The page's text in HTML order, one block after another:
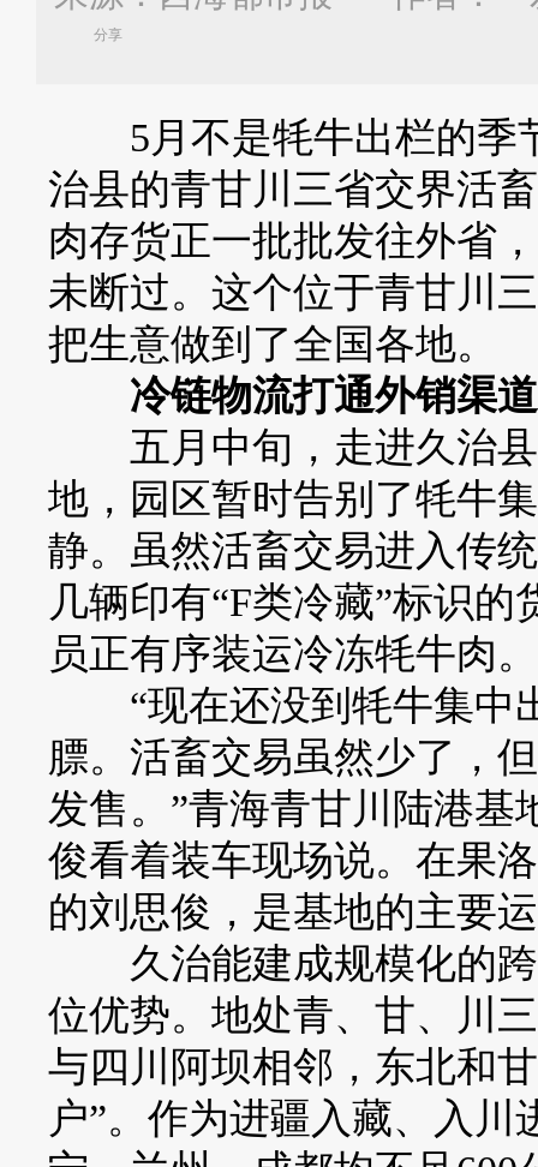
分享
5月不是牦牛出栏的季
治县的青甘川三省交界活
肉存货正一批批发往外省
未断过。这个位于青甘川
把生意做到了全国各地。
冷链物流打通外销渠道
五月中旬，走进久治县
地，园区暂时告别了牦牛
静。虽然活畜交易进入传
几辆印有“F类冷藏”标识
员正有序装运冷冻牦牛肉。
“现在还没到牦牛集中
膘。活畜交易虽然少了，
发售。”青海青甘川陆港基
俊看着装车现场说。在果
的刘思俊，是基地的主要
久治能建成规模化的跨
位优势。地处青、甘、川
与四川阿坝相邻，东北和
户”。作为进疆入藏、入